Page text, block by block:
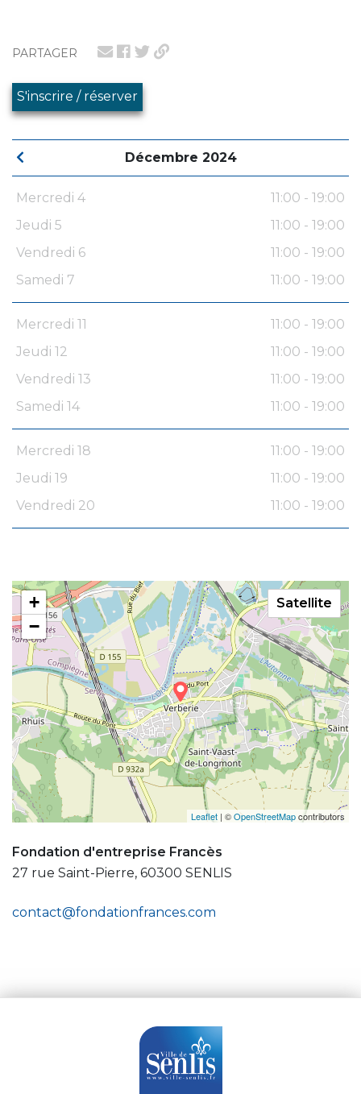
PARTAGER
S'inscrire / réserver
Décembre 2024
Mercredi 4
11:00 - 19:00
Jeudi 5
11:00 - 19:00
Vendredi 6
11:00 - 19:00
Samedi 7
11:00 - 19:00
Mercredi 11
11:00 - 19:00
Jeudi 12
11:00 - 19:00
Vendredi 13
11:00 - 19:00
Samedi 14
11:00 - 19:00
Mercredi 18
11:00 - 19:00
Jeudi 19
11:00 - 19:00
Vendredi 20
11:00 - 19:00
+
−
Leaflet | ©OpenStreetMapcontributors
Satellite
Fondation d'entreprise Francès
27 rue Saint-Pierre, 60300 SENLIS
contact@fondationfrances.com